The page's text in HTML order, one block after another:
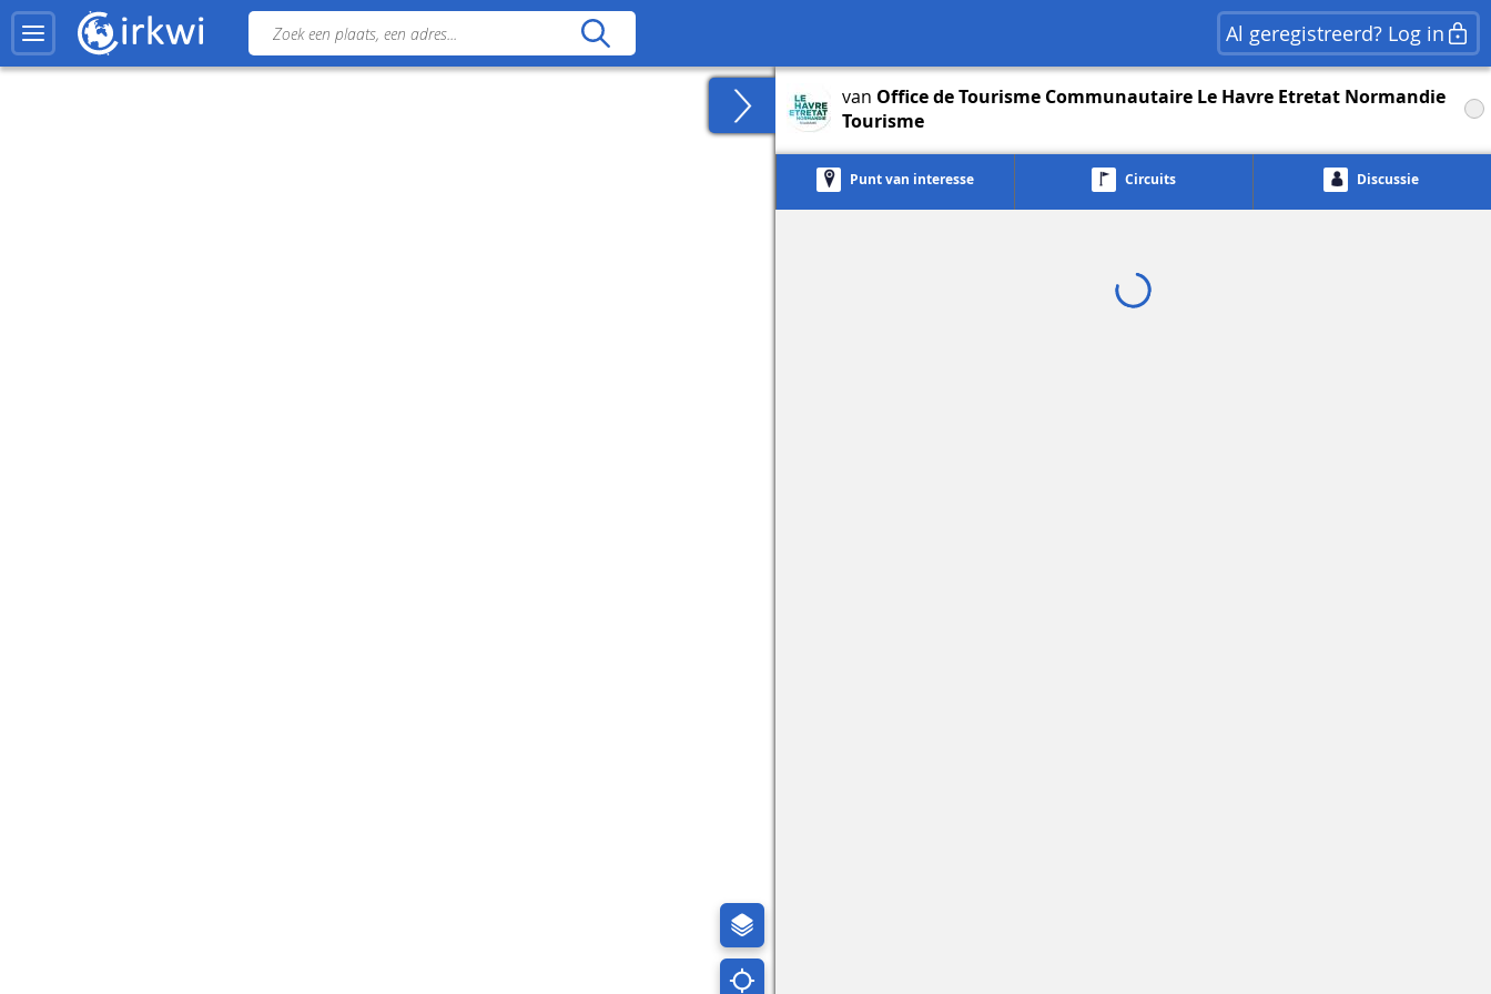
Al geregistreerd? Log in
van Office de Tourisme Communautaire Le Havre Etretat Normandie
Tourisme
Punt van interesse Circuits Discussie